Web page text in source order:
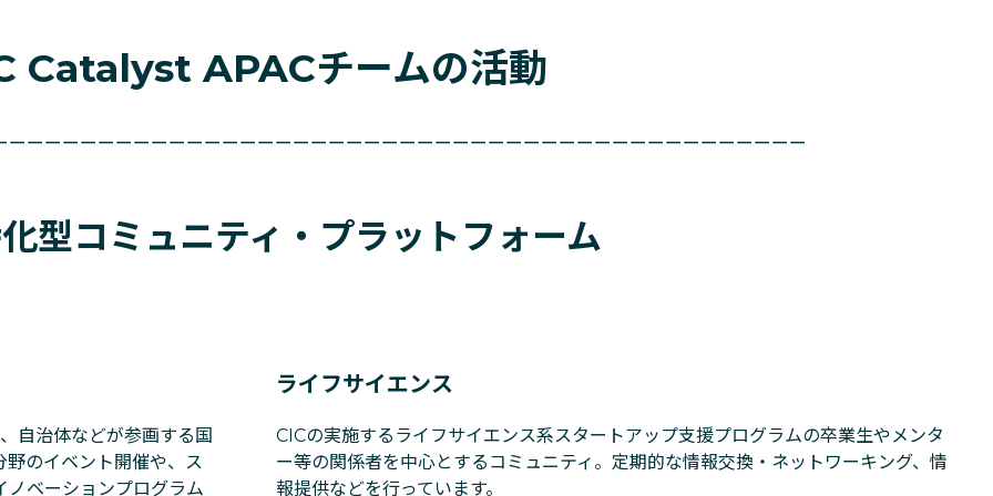
Catalyst APACチームの活動
ーーーーーーーーーーーーーーーーーーーーーーーーーーーーーーーーーーーーーーーーーーーー
型コミュニティ・プラットフォーム
自治体などが参画する国
のイベント開催や、ス
ノベーションプログラム
ライフサイエンス
CICの実施するライフサイエンス系スタートアップ支援プログラムの卒業生やメンタ
ー等の関係者を中心とするコミュニティ。定期的な情報交換・ネットワーキング、情
報提供などを行っています。